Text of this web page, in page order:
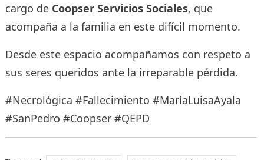
cargo de Coopser Servicios Sociales, que
acompaña a la familia en este difícil momento.
Desde este espacio acompañamos con respeto a
sus seres queridos ante la irreparable pérdida.
#Necrológica #Fallecimiento #MaríaLuisaAyala
#SanPedro #Coopser #QEPD